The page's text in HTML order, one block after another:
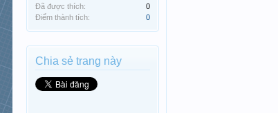
Đã được thích:
0
Điểm thành tích:
0
Chia sẻ trang này